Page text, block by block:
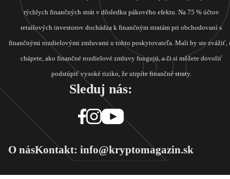
rýchlych finančných strát v dôsledku pákového efektu. Na 75 % účtov
retailových investorov dochádza k finančným stratám pri obchodovaní s
finančnými rozdielovými zmluvami u tohto poskytovateľa. Mali by ste zvážiť,
chápete, ako finančné rozdielové zmluvy fungujú, a či si môžete dovoliť
podstúpiť vysoké riziko, že utrpíte finančné straty.
Sleduj nás:
O násKontakt: info@kryptomagazin.sk